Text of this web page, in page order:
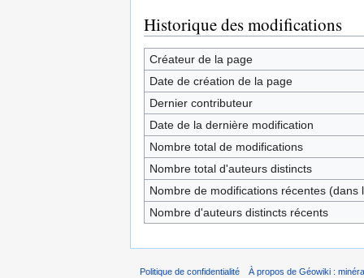
Historique des modifications
Créateur de la page
Date de création de la page
Dernier contributeur
Date de la dernière modification
Nombre total de modifications
Nombre total d'auteurs distincts
Nombre de modifications récentes (dans
Nombre d'auteurs distincts récents
Politique de confidentialité À propos de Géowiki :